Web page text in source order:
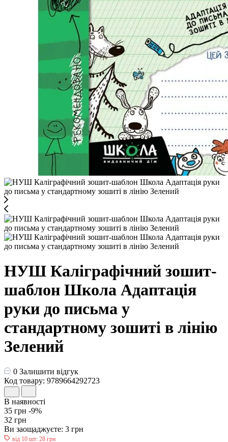
НУШ Каліграфічний зошит-
шаблон Школа Адаптація
руки до письма у
стандартному зошиті в лінію
Зелений
0 Залишити відгук
Код товару: 9789664292723
В наявності
35 грн -9%
32 грн
Ви заощаджуєте: 3 грн
від 10 шт: 28 грн